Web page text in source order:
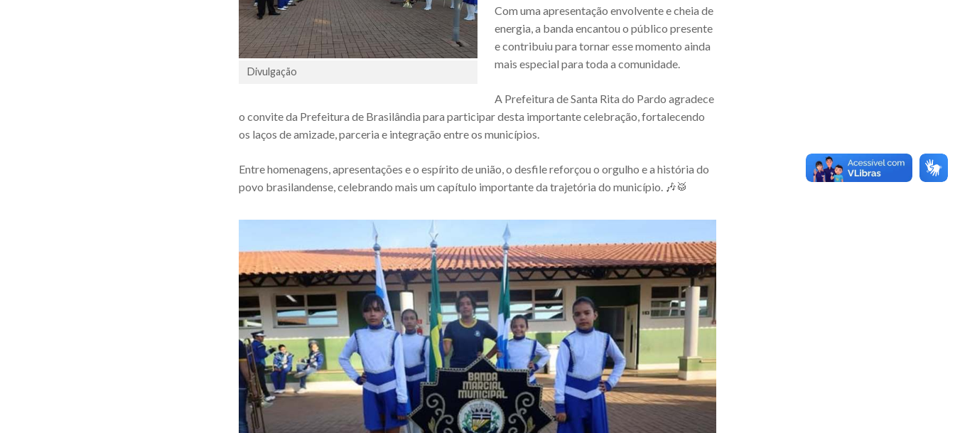
Divulgação
Com uma apresentação envolvente e cheia de
energia, a banda encantou o público presente
e contribuiu para tornar esse momento ainda
mais especial para toda a comunidade.
A Prefeitura de Santa Rita do Pardo agradece
o convite da Prefeitura de Brasilândia para participar desta importante celebração, fortalecendo
os laços de amizade, parceria e integração entre os municípios.
Entre homenagens, apresentações e o espírito de união, o desfile reforçou o orgulho e a história do
povo brasilandense, celebrando mais um capítulo importante da trajetória do município. 🎶🥁